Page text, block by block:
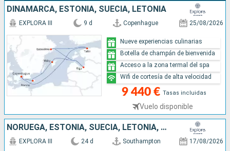
DINAMARCA, ESTONIA, SUECIA, LETONIA
EXPLORA III 9 d Copenhague 25/08/2026
9 440 € Tasas incluidas
Vuelo disponible
Nueve experiencias culinarias
Botella de champán de bienvenida
Acceso a la zona termal del spa
Wifi de cortesía de alta velocidad
NORUEGA, ESTONIA, SUECIA, LETONIA, DINAMARCA, ALEMANIA, REINO UNIDO
EXPLORA III 24 d Southampton 17/08/2026